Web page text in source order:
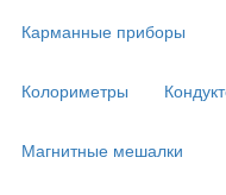
Карманные приборы
Колориметры
Магнитные мешалки